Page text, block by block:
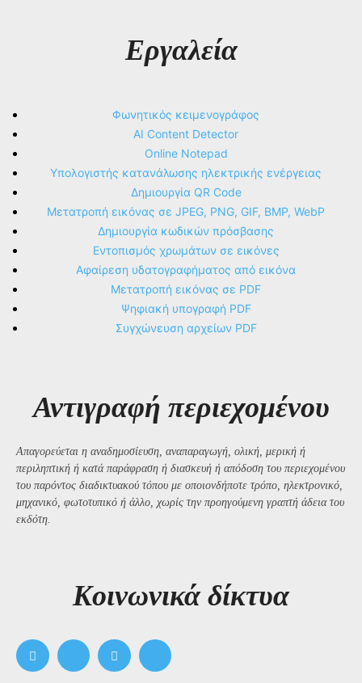
Εργαλεία
Φωνητικός κειμενογράφος
AI Content Detector
Online Notepad
Υπολογιστής κατανάλωσης ηλεκτρικής ενέργειας
Δημιουργία QR Code
Μετατροπή εικόνας σε JPEG, PNG, GIF, BMP, WebP
Δημιουργία κωδικών πρόσβασης
Εντοπισμός χρωμάτων σε εικόνες
Αφαίρεση υδατογραφήματος από εικόνα
Μετατροπή εικόνας σε PDF
Ψηφιακή υπογραφή PDF
Συγχώνευση αρχείων PDF
Αντιγραφή περιεχομένου
Απαγορεύεται η αναδημοσίευση, αναπαραγωγή, ολική, μερική ή
περιληπτική ή κατά παράφραση ή διασκευή ή απόδοση του περιεχομένου
του παρόντος διαδικτυακού τόπου με οποιονδήποτε τρόπο, ηλεκτρονικό,
μηχανικό, φωτοτυπικό ή άλλο, χωρίς την προηγούμενη γραπτή άδεια του
εκδότη.
Kοινωνικά δίκτυα